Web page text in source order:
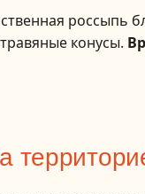
россыпь
конусы.